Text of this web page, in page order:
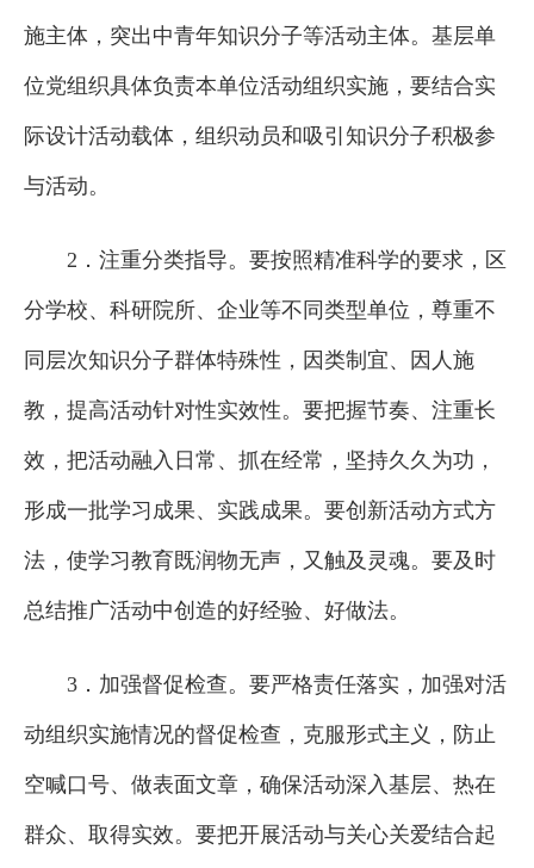
施主体，突出中青年知识分子等活动主体。基层单
位党组织具体负责本单位活动组织实施，要结合实
际设计活动载体，组织动员和吸引知识分子积极参
与活动。
2．注重分类指导。要按照精准科学的要求，区
分学校、科研院所、企业等不同类型单位，尊重不
同层次知识分子群体特殊性，因类制宜、因人施
教，提高活动针对性实效性。要把握节奏、注重长
效，把活动融入日常、抓在经常，坚持久久为功，
形成一批学习成果、实践成果。要创新活动方式方
法，使学习教育既润物无声，又触及灵魂。要及时
总结推广活动中创造的好经验、好做法。
3．加强督促检查。要严格责任落实，加强对活
动组织实施情况的督促检查，克服形式主义，防止
空喊口号、做表面文章，确保活动深入基层、热在
群众、取得实效。要把开展活动与关心关爱结合起